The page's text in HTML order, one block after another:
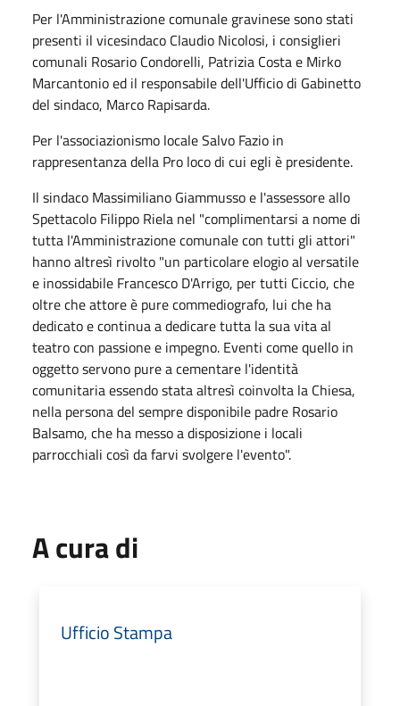
Per l'Amministrazione comunale gravinese sono stati
presenti il vicesindaco Claudio Nicolosi, i consiglieri
comunali Rosario Condorelli, Patrizia Costa e Mirko
Marcantonio ed il responsabile dell'Ufficio di Gabinetto
del sindaco, Marco Rapisarda.
Per l'associazionismo locale Salvo Fazio in
rappresentanza della Pro loco di cui egli è presidente.
Il sindaco Massimiliano Giammusso e l'assessore allo
Spettacolo Filippo Riela nel "complimentarsi a nome di
tutta l'Amministrazione comunale con tutti gli attori"
hanno altresì rivolto "un particolare elogio al versatile
e inossidabile Francesco D'Arrigo, per tutti Ciccio, che
oltre che attore è pure commediografo, lui che ha
dedicato e continua a dedicare tutta la sua vita al
teatro con passione e impegno. Eventi come quello in
oggetto servono pure a cementare l'identità
comunitaria essendo stata altresì coinvolta la Chiesa,
nella persona del sempre disponibile padre Rosario
Balsamo, che ha messo a disposizione i locali
parrocchiali così da farvi svolgere l'evento".
A cura di
Ufficio Stampa